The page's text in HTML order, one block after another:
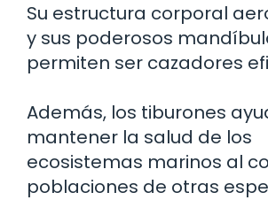
Su estructura corporal
y sus poderosos
permiten ser cazadores
Además, los tiburones
mantener la salud de los
ecosistemas marinos al
poblaciones de otras